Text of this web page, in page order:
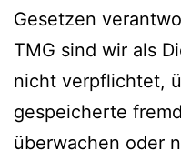
Gesetzen
TMG sind wir als
nicht verpflichtet,
gespeicherte
überwachen oder